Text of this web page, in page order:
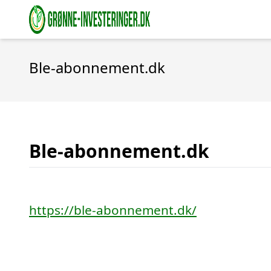
Ble-abonnement.dk
Ble-abonnement.dk
https://ble-abonnement.dk/